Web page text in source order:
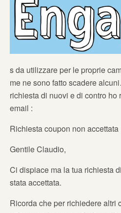
s da utilizzare per le proprie
me ne sono fatto scadere
richiesta di nuovi e di contro ho
email :
Richiesta coupon non accettata
Gentile Claudio,
Ci dispiace ma la tua richiesta
stata accettata.
Ricorda che per richiedere altri